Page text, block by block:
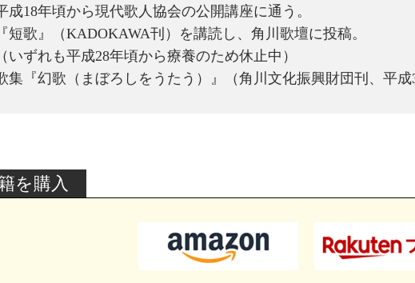
成18年頃から現代歌人協会の公開講座に通う。
短歌』（KADOKAWA刊）を講読し、角川歌壇に投稿。
いずれも平成28年頃から療養のため休止中）
集『幻歌（まぼろしをうたう）』（角川文化振興財団刊、平成
を購入